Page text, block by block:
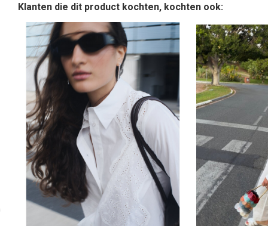
Klanten die dit product kochten, kochten ook: